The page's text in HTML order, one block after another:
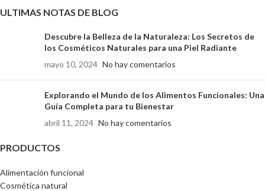
ULTIMAS NOTAS DE BLOG
Descubre la Belleza de la Naturaleza: Los Secretos de
los Cosméticos Naturales para una Piel Radiante
mayo 10, 2024 No hay comentarios
Explorando el Mundo de los Alimentos Funcionales: Una
Guía Completa para tu Bienestar
abril 11, 2024 No hay comentarios
PRODUCTOS
Alimentación funcional
Cosmética natural